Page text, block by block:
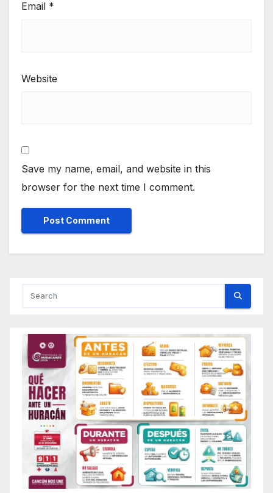
Email *
Website
Save my name, email, and website in this
browser for the next time I comment.